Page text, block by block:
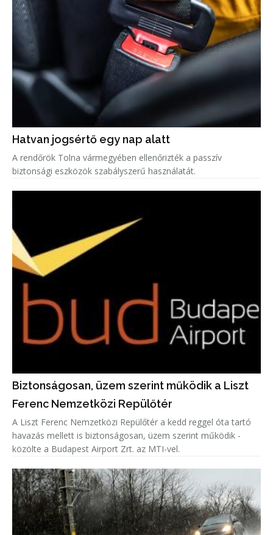
Hatvan jogsértő egy nap alatt
A rendőrök Tolna vármegyében ellenőrizték a passzív
biztonsági eszközök szabályszerű használatát.
Biztonságosan, üzem szerint működik a Liszt
Ferenc Nemzetközi Repülőtér
A Liszt Ferenc Nemzetközi Repülőtér a kedd reggel óta tartó
havazás mellett is biztonságosan, üzem szerint működik -
közölte a Budapest Airport Zrt. az MTI-vel.